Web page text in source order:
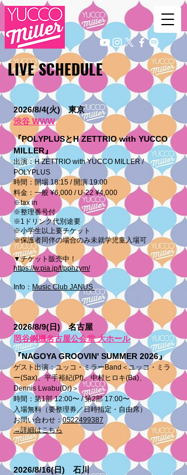
​LIVE SCHEDULE
2026/8/4(火) 東京
渋谷 WWW
『POLYPLUSとH ZETTRIO with YUCCO
MILLER』
出演：H ZETTRIO with YUCCO MILLER /
POLYPLUS
時間：開場 18:15 / 開演 19:00
料金：一般 ¥6,000 / U-22 ¥4,000
※tax in
※整理番号付
※1ドリンク代別途要
※小学生以上要チケット
※保護者同伴の場合のみ未就学児童入場可
▼チケット販売中！
https://w.pia.jp/t/pphzym/
Info： Music Club JANUS
2026/8/9(日) 名古屋
岡谷鋼機名古屋公会堂 大ホール
『NAGOYA GROOVIN' SUMMER 2026』
ゲスト出演：ユッコ・ミラーBand＜ユッコ・ミラ
ー(Sax)、平手裕紀(Pf)、中村ヒロキ(Ba)、
Dennis Lwabu(Dr)＞
時間：第1部 12:00〜 / 第2部 17:00〜
入場無料（要整理券／日時指定・自由席）
​お問い合わせ：0522499387
→詳細はこちら
2026/8/16(日) 石川